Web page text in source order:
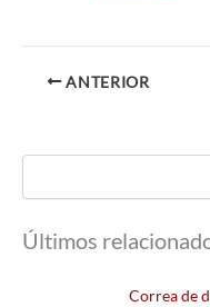
ANTERIOR
Últimos
Correa de